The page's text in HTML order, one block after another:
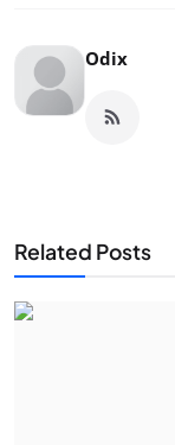
Odix
Related Posts